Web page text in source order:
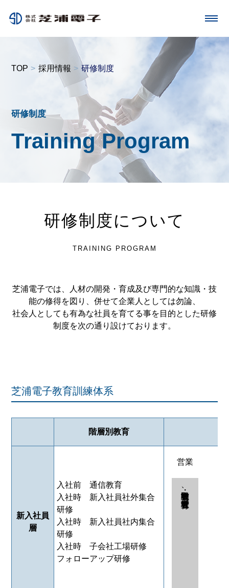
toggle
TOP 採用情報 研修制度
研修制度
Training Program
研修制度について
TRAINING PROGRAM
芝浦電子では、人材の開発・育成及び専門的な知識・技
能の修得を図り、併せて企業人としては勿論、
社会人としても有為な社員を育てる事を目的とした研修
制度を次の通り設けております。
芝浦電子教育訓練体系
階層別教育
新入社員
層
入社前 通信教育
入社時 新入社員社外集合
研修
入社時 新入社員社内集合
研修
入社時 子会社工場研修
フォローアップ研修
営業
初級・中堅営業教育、営業管理者教育